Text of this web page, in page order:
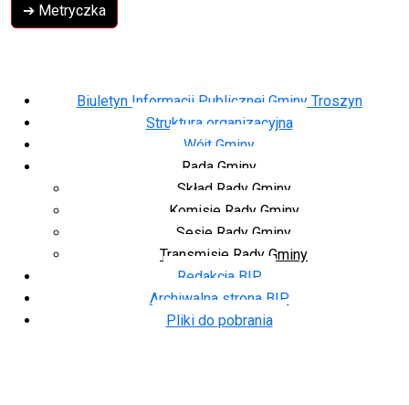
Biuletyn Informacji Publicznej Gminy Troszyn
Struktura organizacyjna
Wójt Gminy
Rada Gminy
Skład Rady Gminy
Komisje Rady Gminy
Sesje Rady Gminy
Transmisje Rady Gminy
Redakcja BIP
Archiwalna strona BIP
Pliki do pobrania
➔ Metryczka